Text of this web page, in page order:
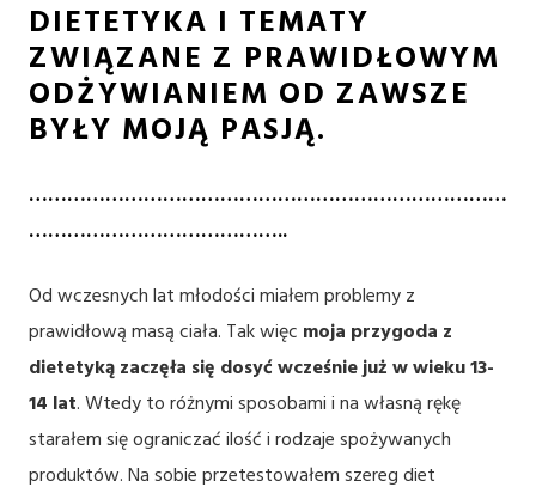
DIETETYKA I TEMATY
ZWIĄZANE Z PRAWIDŁOWYM
ODŻYWIANIEM OD ZAWSZE
BYŁY MOJĄ PASJĄ.
…………………………………………………………………
…………………………………..
Od wczesnych lat młodości miałem problemy z
prawidłową masą ciała. Tak więc moja przygoda z
dietetyką zaczęła się dosyć wcześnie już w wieku 13-
14 lat. Wtedy to różnymi sposobami i na własną rękę
starałem się ograniczać ilość i rodzaje spożywanych
produktów. Na sobie przetestowałem szereg diet